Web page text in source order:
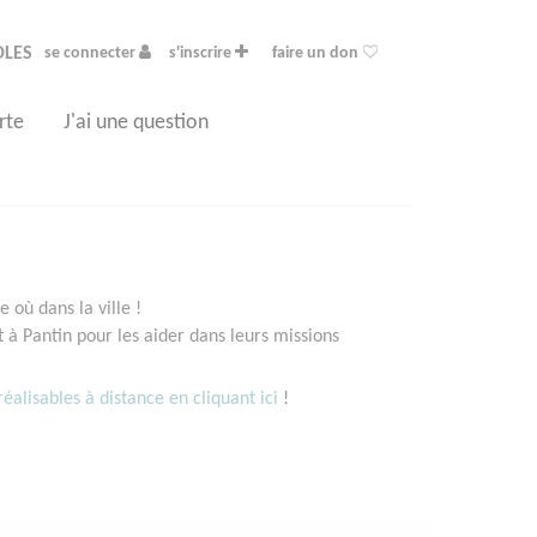
se connecter s'inscrire faire un don
J'ai une question
où dans la ville !
Pantin pour les aider dans leurs missions
à distance en cliquant ici !